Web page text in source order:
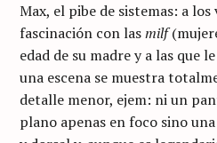
Max, el pibe de sistemas: a
fascinación con lasmilf
edad de su madre y a las que
una escena se muestra
detalle menor, ejem: ni un
plano apenas en foco sino